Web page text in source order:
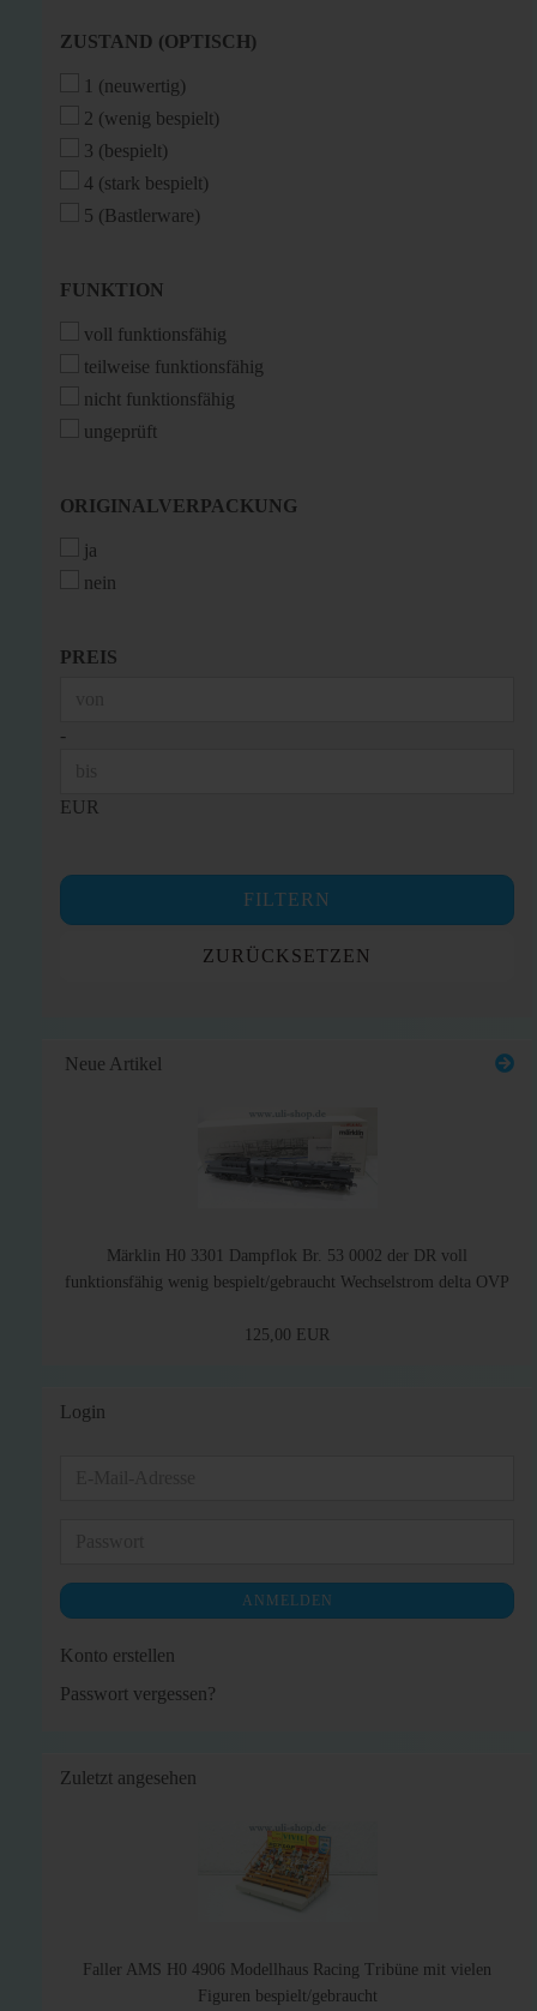
ZUSTAND
ZUSTAND (OPTISCH)
1 (neuwertig)
2 (wenig bespielt)
3 (bespielt)
4 (stark bespielt)
5 (Bastlerware)
FUNKTION
FUNKTION
voll funktionsfähig
teilweise funktionsfähig
nicht funktionsfähig
ungeprüft
ORIGINALVERPACKUNG
ORIGINALVERPACKUNG
ja
nein
PREIS
PREIS
-
EUR
FILTERN
ZURÜCKSETZEN
Neue Artikel
Märklin H0 3301 Dampflok Br. 53 0002 der DR voll
funktionsfähig wenig bespielt/gebraucht Wechselstrom delta OVP
125,00 EUR
Login
ANMELDEN
Konto erstellen
Passwort vergessen?
Zuletzt angesehen
Faller AMS H0 4906 Modellhaus Racing Tribüne mit vielen
Figuren bespielt/gebraucht